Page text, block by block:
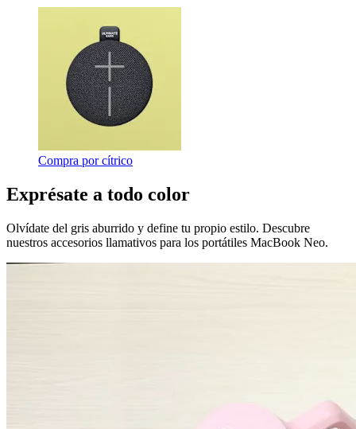
Compra por cítrico
Exprésate a todo color
Olvídate del gris aburrido y define tu propio estilo. Descubre
nuestros accesorios llamativos para los portátiles MacBook Neo.